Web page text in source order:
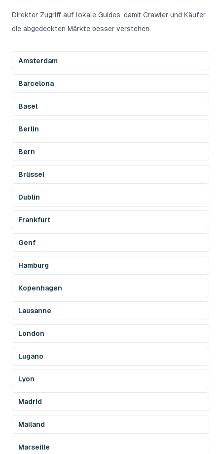
Direkter Zugriff auf lokale Guides, damit Crawler und Käufer
die abgedeckten Märkte besser verstehen.
Amsterdam
Barcelona
Basel
Berlin
Bern
Brüssel
Dublin
Frankfurt
Genf
Hamburg
Kopenhagen
Lausanne
London
Lugano
Lyon
Madrid
Mailand
Marseille